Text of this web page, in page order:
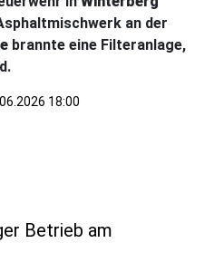
an der
brannte eine Filteranlage,
18:00
Betrieb am